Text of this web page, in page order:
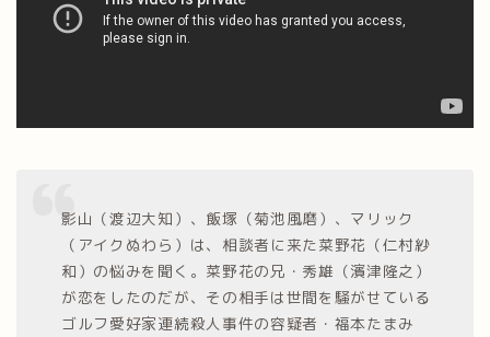
影山（渡辺大知）、飯塚（菊池風磨）、マリック
（アイクぬわら）は、相談者に来た菜野花（仁村紗
和）の悩みを聞く。菜野花の兄・秀雄（濱津隆之）
が恋をしたのだが、その相手は世間を騒がせている
ゴルフ愛好家連続殺人事件の容疑者・福本たまみ